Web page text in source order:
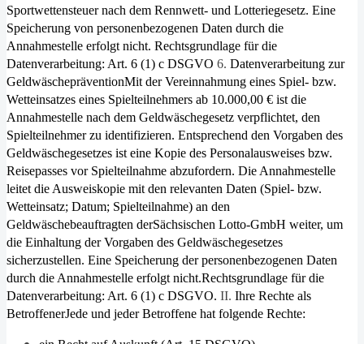
Sportwettensteuer nach dem Rennwett- und Lotteriegesetz. Eine
Speicherung von personenbezogenen Daten durch die
Annahmestelle erfolgt nicht. Rechtsgrundlage für die
Datenverarbeitung: Art. 6 (1) c DSGVO 6. Datenverarbeitung zur
GeldwäschepräventionMit der Vereinnahmung eines Spiel- bzw.
Wetteinsatzes eines Spielteilnehmers ab 10.000,00 € ist die
Annahmestelle nach dem Geldwäschegesetz verpflichtet, den
Spielteilnehmer zu identifizieren. Entsprechend den Vorgaben des
Geld­wäschegesetzes ist eine Kopie des Personalausweises bzw.
Reisepasses vor Spielteilnahme abzufordern. Die Annah­mestelle
leitet die Ausweiskopie mit den relevanten Daten (Spiel- bzw.
Wetteinsatz; Datum; Spielteilnahme) an den
Geldwäschebeauftragten derSächsischen Lotto-GmbH weiter, um
die Einhaltung der Vorgaben des Geldwäschegesetzes
sicherzustellen. Eine Speicherung der personenbezogenen Daten
durch die Annahmestelle erfolgt nicht.Rechtsgrundlage für die
Datenverarbeitung: Art. 6 (1) c DSGVO. II. Ihre Rechte als
BetroffenerJede und jeder Betroffene hat folgende Rechte: